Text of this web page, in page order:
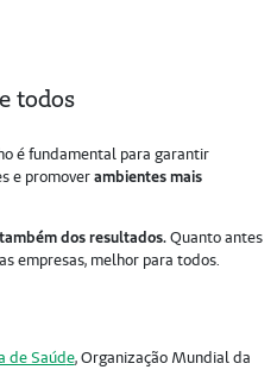
todos
é fundamental para garantir
e promoverambientes mais
dos resultados.Quanto antes
empresas, melhor para todos.
de Saúde, Organização Mundial da